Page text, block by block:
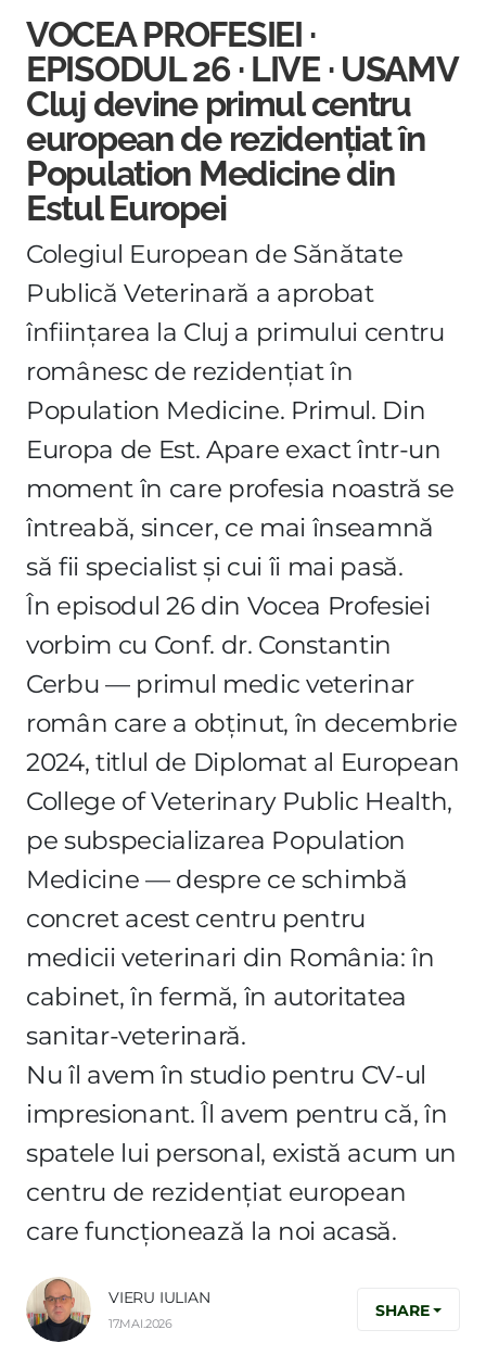
VOCEA PROFESIEI ·
EPISODUL 26 · LIVE · USAMV
Cluj devine primul centru
european de rezidențiat în
Population Medicine din
Estul Europei
Colegiul European de Sănătate
Publică Veterinară a aprobat
înființarea la Cluj a primului centru
românesc de rezidențiat în
Population Medicine. Primul. Din
Europa de Est. Apare exact într-un
moment în care profesia noastră se
întreabă, sincer, ce mai înseamnă
să fii specialist și cui îi mai pasă.
În episodul 26 din Vocea Profesiei
vorbim cu Conf. dr. Constantin
Cerbu — primul medic veterinar
român care a obținut, în decembrie
2024, titlul de Diplomat al European
College of Veterinary Public Health,
pe subspecializarea Population
Medicine — despre ce schimbă
concret acest centru pentru
medicii veterinari din România: în
cabinet, în fermă, în autoritatea
sanitar-veterinară.
Nu îl avem în studio pentru CV-ul
impresionant. Îl avem pentru că, în
spatele lui personal, există acum un
centru de rezidențiat european
care funcționează la noi acasă.
VIERU IULIAN
17.MAI.2026
SHARE